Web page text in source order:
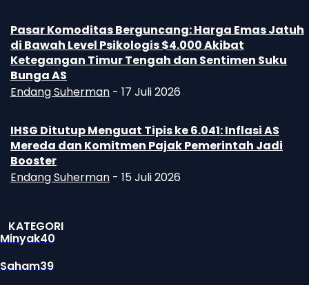
Pasar Komoditas Berguncang: Harga Emas Jatuh
di Bawah Level Psikologis $4.000 Akibat
Ketegangan Timur Tengah dan Sentimen Suku
Bunga AS
Endang Suherman - 17 Juli 2026
IHSG Ditutup Menguat Tipis ke 6.041: Inflasi AS
Mereda dan Komitmen Pajak Pemerintah Jadi
Booster
Endang Suherman - 15 Juli 2026
KATEGORI
Minyak40
Saham39